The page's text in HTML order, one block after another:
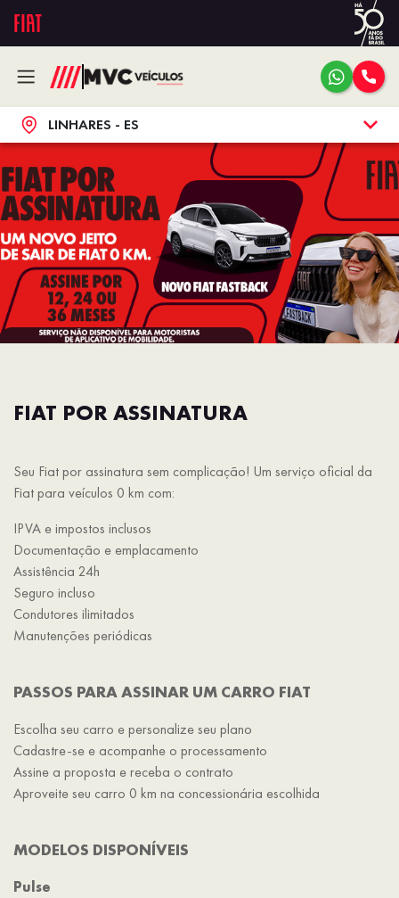
LINHARES - ES
FIAT POR ASSINATURA
Seu Fiat por assinatura sem complicação! Um serviço oficial da
Fiat para veículos 0 km com:
IPVA e impostos inclusos
Documentação e emplacamento
Assistência 24h
Seguro incluso
Condutores ilimitados
Manutenções periódicas
PASSOS PARA ASSINAR UM CARRO FIAT
Escolha seu carro e personalize seu plano
Cadastre-se e acompanhe o processamento
Assine a proposta e receba o contrato
Aproveite seu carro 0 km na concessionária escolhida
MODELOS DISPONÍVEIS
Pulse